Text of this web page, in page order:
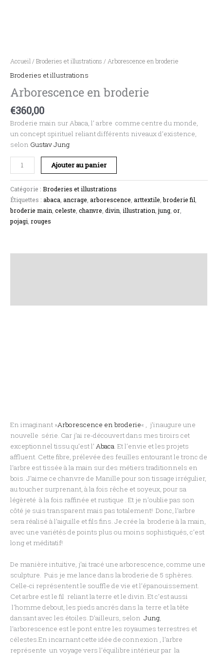
Accueil /Broderies et illustrations / Arborescence en broderie
Broderies et illustrations
Arborescence en broderie
€360,00
Broderie main sur Abaca, l’ arbre comme centre du monde,
un concept spirituel reliant différents niveaux d’existence,
selon Gustav Jung
Ajouter au panier
Catégorie :Broderies et illustrations
Étiquettes :abaca,ancrage,arborescence,arttextile,broderie fil,
broderie main,celeste,chanvre,divin,illustration,jung,or,
pojagi,rouges
En imaginant »Arborescence en broderie« , j’inaugure une
nouvelle série. Car j’ai re-découvert dans mes tiroirs cet
exceptionnel tissu qu’est l’Abaca. Et l’envie et les projets
affluent. Cette fibre, prélevée des feuilles entourant le tronc de
l’arbre est tissée à la main sur des métiers traditionnels en
bois. J’aime ce chanvre de Manille pour son tissage irrégulier,
au toucher surprenant, à la fois rêche et soyeux, pour sa
légèreté à la fois raffinée et rustique . Et je n’oublie pas son
côté je suis transparent mais pas totalement! Donc, l’arbre
sera réalisé à l’aiguille et fils fins. Je crée la broderie à la main,
avec une variétés de points plus ou moins sophistiqués, c’est
long et méditatif!
De manière intuitive, j’ai tracé une arborescence, comme une
sculpture. Puis je me lance dans la broderie de 5 sphères.
Celle-ci représentent le souffle de vie et l’épanouissement.
Cet arbre est le fil reliant la terre et le divin. Et c’est aussi
l’homme debout, les pieds ancrés dans la terre et la tête
dansant avec les étoiles. D’ailleurs, selon Jung,
l’arborescence est le pont entre les royaumes terrestres et
célestes.En incarnant cette idée de connexion , l’arbre
représente un voyage vers l’équilibre intérieur par la